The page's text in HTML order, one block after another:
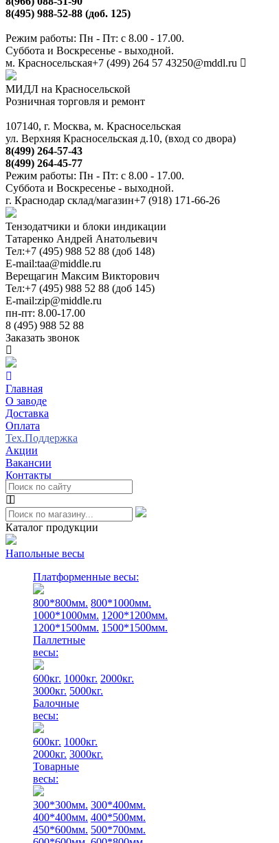
8(495) 988-52-88 (доб. 125)
Режим работы: Пн - Пт: с 8.00 - 17.00.
Суббота и Воскресенье - выходной.
м. Красносельская+7 (499) 264 57 43250@mddl.ru
МИДЛ на Красносельской
Розничная торговля и ремонт
107140, г. Москва, м. Красносельская
ул. Верхняя Красносельская д.10, (вход со двора)
8(499) 264-57-43
8(499) 264-45-77
Режим работы: Пн - Пт: с 8.00 - 17.00.
Суббота и Воскресенье - выходной.
г. Краснодар склад/магазин+7 (918) 171-66-26
Тензодатчики и блоки индикации
Татаренко Андрей Анатольевич
Тел:+7 (495) 988 52 88 (доб 148)
E-mail:taa@middle.ru
Верещагин Максим Викторович
Тел:+7 (495) 988 52 88 (доб 145)
E-mail:zip@middle.ru
пн-пт: 8.00-17.00
8 (495) 988 52 88
Заказать звонок
Главная
О заводе
Доставка
Оплата
Тех.Поддержка
Акции
Вакансии
Контакты
Каталог продукции
Напольные весы
Платформенные весы:
800*800мм. 800*1000мм.
1000*1000мм. 1200*1200мм.
1200*1500мм. 1500*1500мм.
Паллетные
весы:
600кг. 1000кг. 2000кг.
3000кг. 5000кг.
Балочные
весы:
600кг. 1000кг.
2000кг. 3000кг.
Товарные
весы:
300*300мм. 300*400мм.
400*400мм. 400*500мм.
450*600мм. 500*700мм.